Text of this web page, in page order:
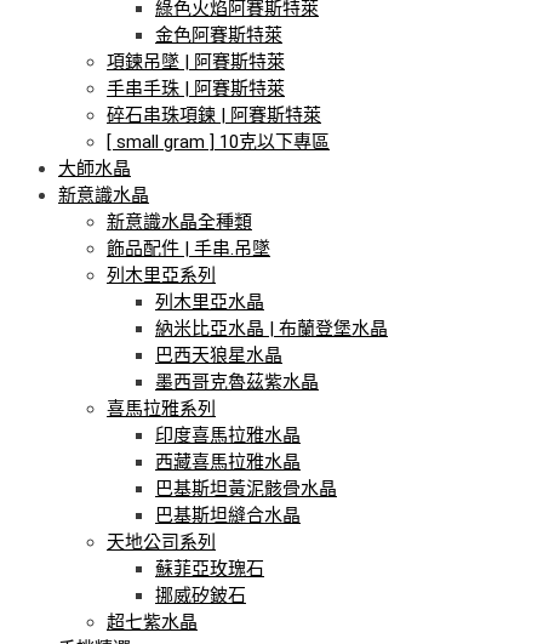
綠色火焰阿賽斯特萊
金色阿賽斯特萊
項鍊吊墜 | 阿賽斯特萊
手串手珠 | 阿賽斯特萊
碎石串珠項鍊 | 阿賽斯特萊
[ small gram ] 10克以下專區
大師水晶
新意識水晶
新意識水晶全種類
飾品配件 | 手串.吊墜
列木里亞系列
列木里亞水晶
納米比亞水晶 | 布蘭登堡水晶
巴西天狼星水晶
墨西哥克魯茲紫水晶
喜馬拉雅系列
印度喜馬拉雅水晶
西藏喜馬拉雅水晶
巴基斯坦黃泥骸骨水晶
巴基斯坦縫合水晶
天地公司系列
蘇菲亞玫瑰石
挪威矽鈹石
超七紫水晶